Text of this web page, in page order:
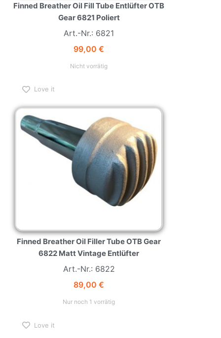
Finned Breather Oil Fill Tube Entlüfter OTB
Gear 6821 Poliert
Art.-Nr.: 6821
99,00 €
Nicht vorrätig
Love it
Finned Breather Oil Filler Tube OTB Gear
6822 Matt Vintage Entlüfter
Art.-Nr.: 6822
89,00 €
Nur noch 1 vorrätig
Love it